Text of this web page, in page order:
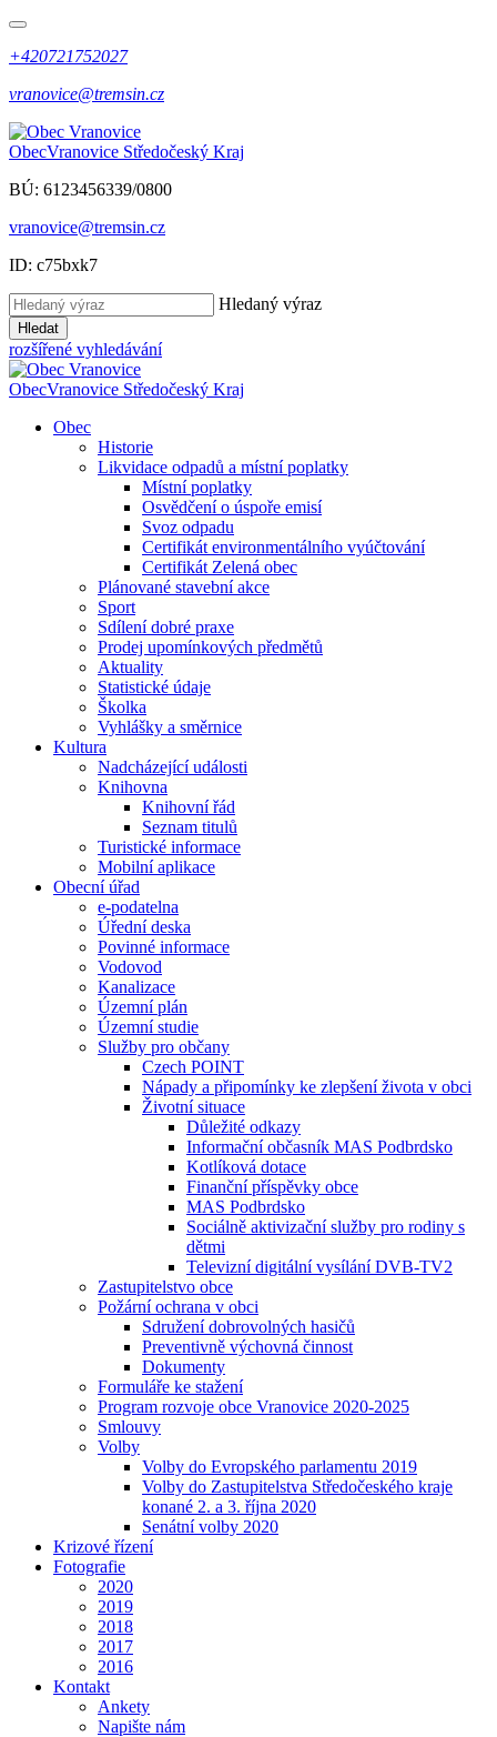
+420721752027
vranovice@tremsin.cz
ObecVranovice Středočeský Kraj
BÚ: 6123456339/0800
vranovice@tremsin.cz
ID: c75bxk7
Hledaný výraz
Hledat
rozšířené vyhledávání
ObecVranovice Středočeský Kraj
Obec
Historie
Likvidace odpadů a místní poplatky
Místní poplatky
Osvědčení o úspoře emisí
Svoz odpadu
Certifikát environmentálního vyúčtování
Certifikát Zelená obec
Plánované stavební akce
Sport
Sdílení dobré praxe
Prodej upomínkových předmětů
Aktuality
Statistické údaje
Školka
Vyhlášky a směrnice
Kultura
Nadcházející události
Knihovna
Knihovní řád
Seznam titulů
Turistické informace
Mobilní aplikace
Obecní úřad
e-podatelna
Úřední deska
Povinné informace
Vodovod
Kanalizace
Územní plán
Územní studie
Služby pro občany
Czech POINT
Nápady a připomínky ke zlepšení života v obci
Životní situace
Důležité odkazy
Informační občasník MAS Podbrdsko
Kotlíková dotace
Finanční příspěvky obce
MAS Podbrdsko
Sociálně aktivizační služby pro rodiny s
dětmi
Televizní digitální vysílání DVB-TV2
Zastupitelstvo obce
Požární ochrana v obci
Sdružení dobrovolných hasičů
Preventivně výchovná činnost
Dokumenty
Formuláře ke stažení
Program rozvoje obce Vranovice 2020-2025
Smlouvy
Volby
Volby do Evropského parlamentu 2019
Volby do Zastupitelstva Středočeského kraje
konané 2. a 3. října 2020
Senátní volby 2020
Krizové řízení
Fotografie
2020
2019
2018
2017
2016
Kontakt
Ankety
Napište nám